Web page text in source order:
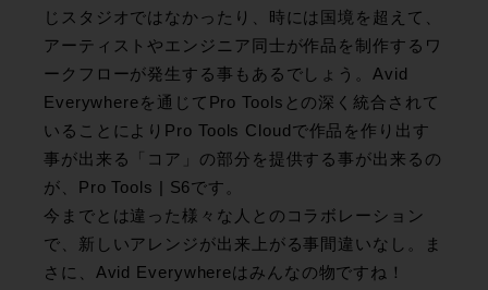
じスタジオではなかったり、時には国境を超えて、
アーティストやエンジニア同士が作品を制作するワ
ークフローが発生する事もあるでしょう。Avid
Everywhereを通じてPro Toolsとの深く統合されて
いることによりPro Tools Cloudで作品を作り出す
事が出来る「コア」の部分を提供する事が出来るの
が、Pro Tools | S6です。
今までとは違った様々な人とのコラボレーション
で、新しいアレンジが出来上がる事間違いなし。ま
さに、Avid Everywhereはみんなの物ですね！